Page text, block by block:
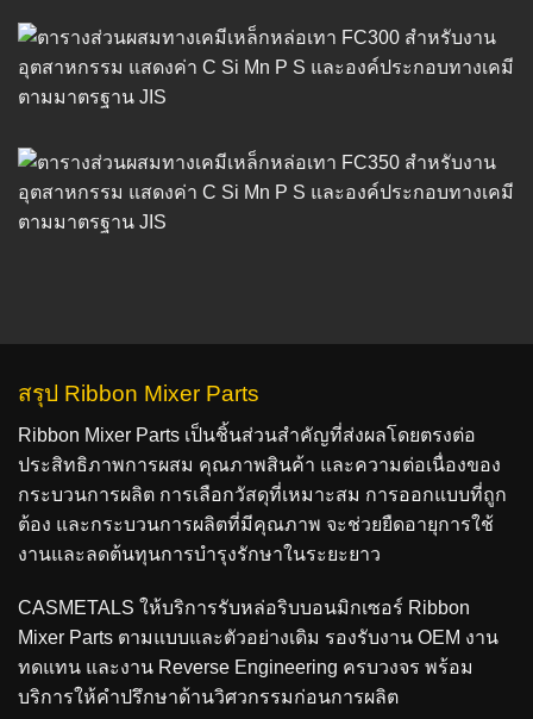
สรุป Ribbon Mixer Parts
Ribbon Mixer Parts เป็นชิ้นส่วนสำคัญที่ส่งผลโดยตรงต่อ
ประสิทธิภาพการผสม คุณภาพสินค้า และความต่อเนื่องของ
กระบวนการผลิต การเลือกวัสดุที่เหมาะสม การออกแบบที่ถูก
ต้อง และกระบวนการผลิตที่มีคุณภาพ จะช่วยยืดอายุการใช้
งานและลดต้นทุนการบำรุงรักษาในระยะยาว
CASMETALS ให้บริการรับหล่อริบบอนมิกเซอร์ Ribbon
Mixer Parts ตามแบบและตัวอย่างเดิม รองรับงาน OEM งาน
ทดแทน และงาน Reverse Engineering ครบวงจร พร้อม
บริการให้คำปรึกษาด้านวิศวกรรมก่อนการผลิต